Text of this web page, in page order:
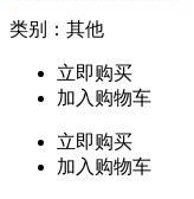
类别：其他
立即购买
加入购物车
立即购买
加入购物车